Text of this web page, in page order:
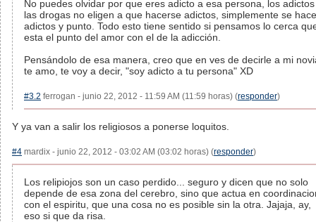
No puedes olvidar por que eres adicto a esa persona, los
las drogas no eligen a que hacerse adictos, simplemente se
adictos y punto. Todo esto tiene sentido si pensamos lo cerca
esta el punto del amor con el de la adicción.
Pensándolo de esa manera, creo que en ves de decirle a mi
te amo, te voy a decir, "soy adicto a tu persona" XD
#3.2 ferrogan - junio 22, 2012 - 11:59 AM (11:59 horas) (responder)
Y ya van a salir los religiosos a ponerse loquitos.
#4 mardix - junio 22, 2012 - 03:02 AM (03:02 horas) (responder)
Los relipiojos son un caso perdido... seguro y dicen que no solo
depende de esa zona del cerebro, sino que actua en
con el espiritu, que una cosa no es posible sin la otra. Jajaja, ay,
eso si que da risa.